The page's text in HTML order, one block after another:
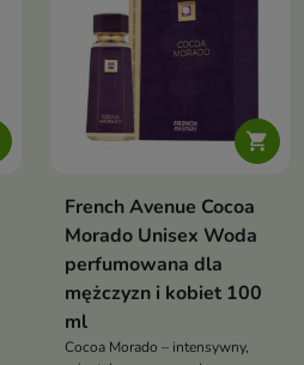

French Avenue Cocoa
Morado Unisex Woda
perfumowana dla
mężczyzn i kobiet 100
ml
Cocoa Morado – intensywny,